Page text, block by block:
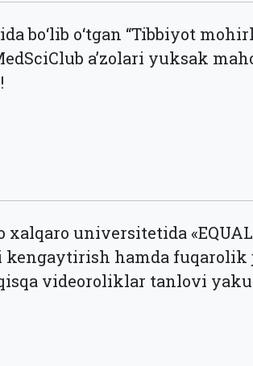
bo‘lib o‘tgan “Tibbiyot
a’zolari yuksak
xalqaro universitetida
hamda fuqarolik
videoroliklar tanlovi